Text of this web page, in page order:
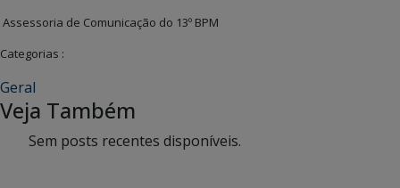
Assessoria de Comunicação do 13º BPM
Categorias :
Geral
Veja Também
Sem posts recentes disponíveis.